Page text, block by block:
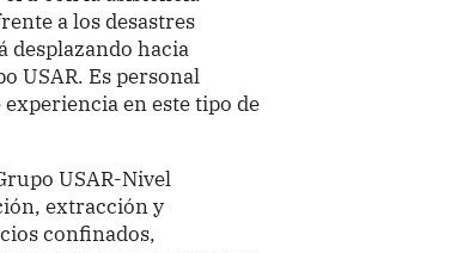
a los desastres
desplazando hacia
USAR. Es personal
en este tipo de
USAR-Nivel
extracción y
confinados,